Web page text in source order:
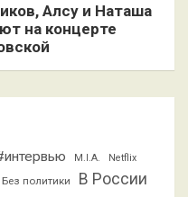
Алсу и Наташа
на концерте
M.I.A. Netflix
Без политики В России